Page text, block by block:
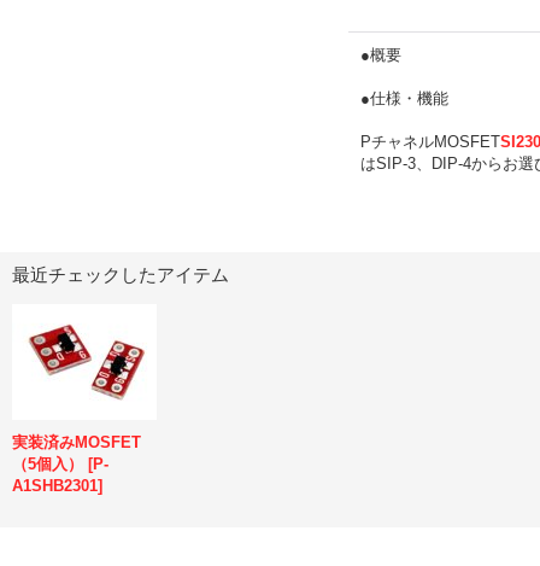
●概要
●仕様・機能
PチャネルMOSFET
はSIP-3、DIP-4からお
最近チェックしたアイテム
実装済みMOSFET
（5個入）
[P-
A1SHB2301]